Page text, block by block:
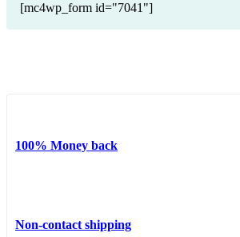
[mc4wp_form id="7041"]
100% Money back
Non-contact shipping